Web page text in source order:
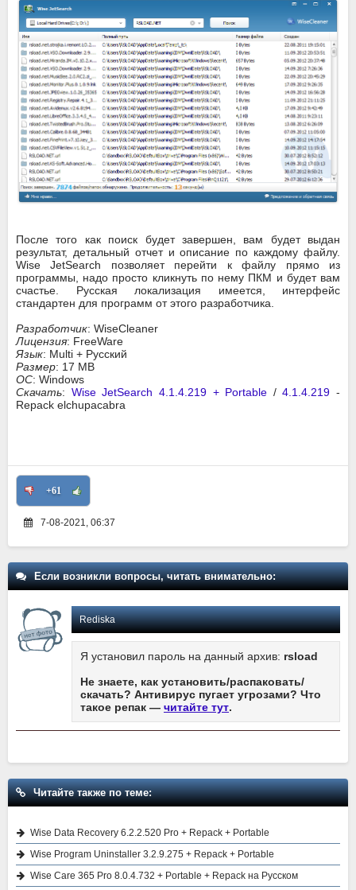
После того как поиск будет завершен, вам будет выдан
результат, детальный отчет и описание по каждому файлу.
Wise JetSearch позволяет перейти к файлу прямо из
программы, надо просто кликнуть по нему ПКМ и будет вам
счастье. Русская локализация имеется, интерфейс
стандартен для программ от этого разработчика.
Разработчик: WiseCleaner
Лицензия: FreeWare
Язык: Multi + Русский
Размер: 17 MB
ОС: Windows
Скачать: Wise JetSearch 4.1.4.219 + Portable /4.1.4.219 -
Repack elchupacabra
+61
7-08-2021, 06:37
Если возникли вопросы, читать внимательно:
Rediska
Я установил пароль на данный архив: rsload
Не знаете, как установить/распаковать/
скачать? Антивирус пугает угрозами? Что
такое репак — читайте тут.
Читайте также по теме:
Wise Data Recovery 6.2.2.520 Pro + Repack + Portable
Wise Program Uninstaller 3.2.9.275 + Repack + Portable
Wise Care 365 Pro 8.0.4.732 + Portable + Repack на Русском